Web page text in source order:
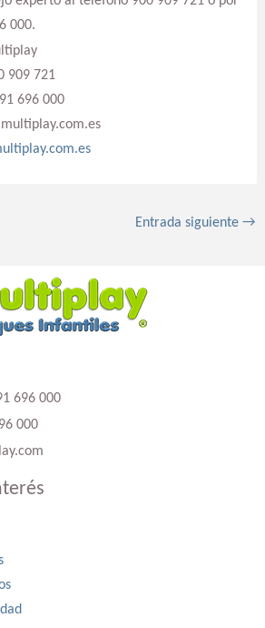
000.
909 721
696 000
Entrada siguiente→
696 000
000